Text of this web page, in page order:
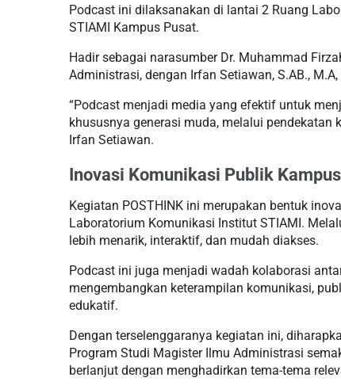
Podcast ini dilaksanakan di lantai 2 Ruang
STIAMI Kampus Pusat.
Hadir sebagai narasumber Dr. Muhammad
Administrasi, dengan Irfan Setiawan, S.AB.,
“Podcast menjadi media yang efektif untuk
khususnya generasi muda, melalui
Irfan Setiawan.
Inovasi Komunikasi Publik Kampus
Kegiatan POSTHINK ini merupakan bentuk
Laboratorium Komunikasi Institut STIAMI.
lebih menarik, interaktif, dan mudah diakses.
Podcast ini juga menjadi wadah kolaborasi
mengembangkan keterampilan komunikasi,
edukatif.
Dengan terselenggaranya kegiatan ini,
Program Studi Magister Ilmu Administrasi
berlanjut dengan menghadirkan tema-tema